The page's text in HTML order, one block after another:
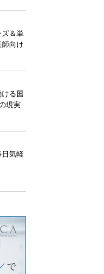
＆単
向け
る国
現実
日気軽